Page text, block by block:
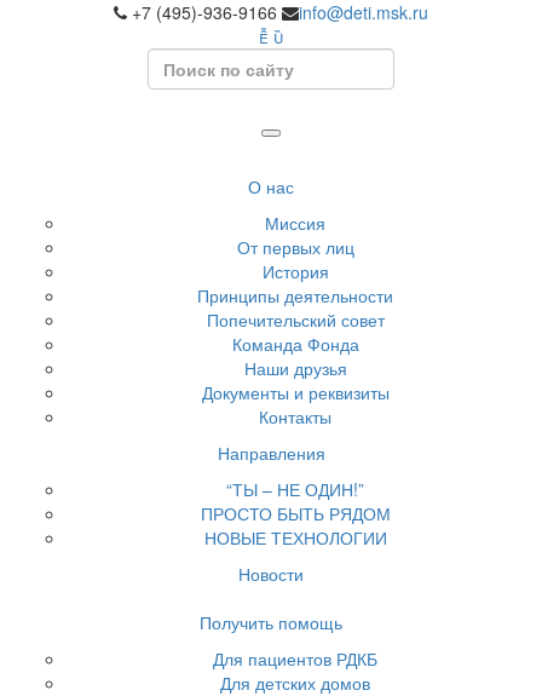
+7 (495)-936-9166 info@deti.msk.ru
Search
О нас
Миссия
От первых лиц
История
Принципы деятельности
Попечительский совет
Команда Фонда
Наши друзья
Документы и реквизиты
Контакты
Направления
“ТЫ – НЕ ОДИН!”
ПРОСТО БЫТЬ РЯДОМ
НОВЫЕ ТЕХНОЛОГИИ
Новости
Получить помощь
Для пациентов РДКБ
Для детских домов